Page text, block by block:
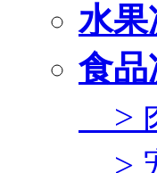
水果
食品
>
>